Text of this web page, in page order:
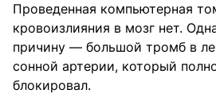
Проведенная компьютерная
кровоизлияния в мозг нет.
причину — большой тромб в
сонной артерии, который
блокировал.